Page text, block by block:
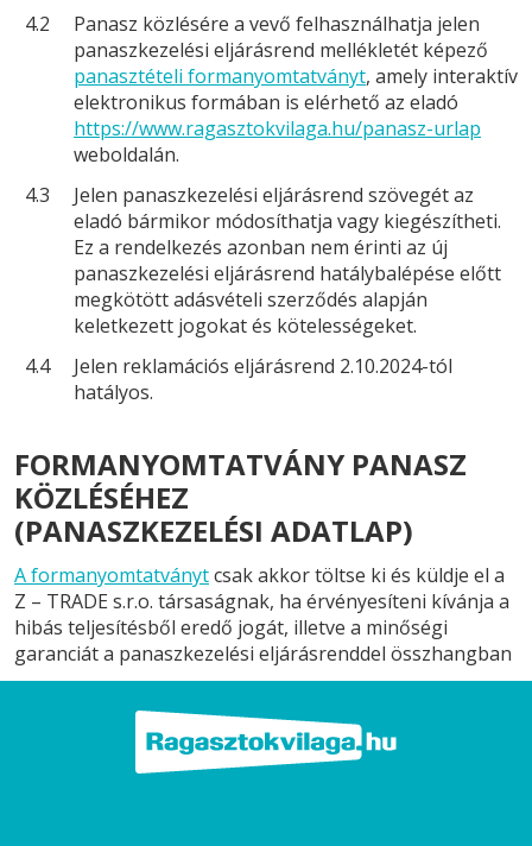
4.2
Panasz közlésére a vevő felhasználhatja jelen
panaszkezelési eljárásrend mellékletét képező
panasztételi formanyomtatványt, amely interaktív
elektronikus formában is elérhető az eladó
https://www.ragasztokvilaga.hu/panasz-urlap
weboldalán.
4.3
Jelen panaszkezelési eljárásrend szövegét az
eladó bármikor módosíthatja vagy kiegészítheti.
Ez a rendelkezés azonban nem érinti az új
panaszkezelési eljárásrend hatálybalépése előtt
megkötött adásvételi szerződés alapján
keletkezett jogokat és kötelességeket.
4.4
Jelen reklamációs eljárásrend 2.10.2024-tól
hatályos.
FORMANYOMTATVÁNY PANASZ
KÖZLÉSÉHEZ
(PANASZKEZELÉSI ADATLAP)
A formanyomtatványtcsak akkor töltse ki és küldje el a
Z – TRADE s.r.o. társaságnak, ha érvényesíteni kívánja a
hibás teljesítésből eredő jogát, illetve a minőségi
garanciát a panaszkezelési eljárásrenddel összhangban